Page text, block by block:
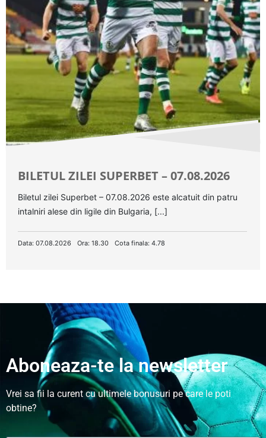
BILETUL ZILEI SUPERBET – 07.08.2026
Biletul zilei Superbet – 07.08.2026 este alcatuit din patru
intalniri alese din ligile din Bulgaria, [...]
Data: 07.08.2026 Ora: 18.30 Cota finala: 4.78
Aboneaza-te la newsletter
Vrei sa fii la curent cu ultimele bonusuri pe care le poti
obtine?